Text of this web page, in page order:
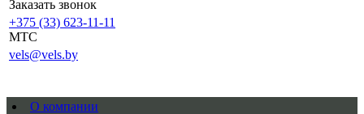
Заказать звонок
+375 (33) 623-11-11
MTC
vels@vels.by
О компании